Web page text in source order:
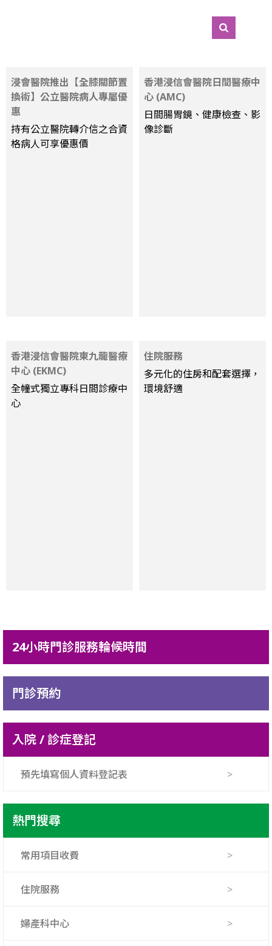
浸會醫院推出【全膝關節置
換術】公立醫院病人專屬優
惠
持有公立醫院轉介信之合資
格病人可享優惠價
香港浸信會醫院東九龍醫療
中心 (EKMC)
全幢式獨立專科日間診療中
心
香港浸信會醫院日間醫療中
心 (AMC)
日間腸胃鏡、健康檢查、影
像診斷
住院服務
多元化的住房和配套選擇，
環境舒適
24小時門診服務輪候時間
門診預約
入院 / 診症登記
預先填寫個人資料登記表
熱門搜尋
常用項目收費
住院服務
婦產科中心